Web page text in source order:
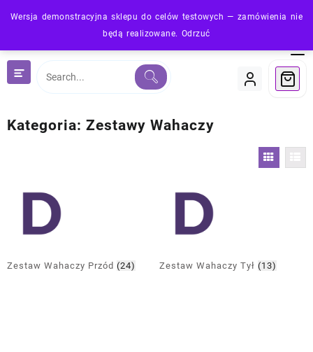
Wersja demonstracyjna sklepu do celów testowych — zamówienia nie
będą realizowane. Odrzuć
Kategoria: Zestawy Wahaczy
Zestaw Wahaczy Przód (24) Zestaw Wahaczy Tył(13)